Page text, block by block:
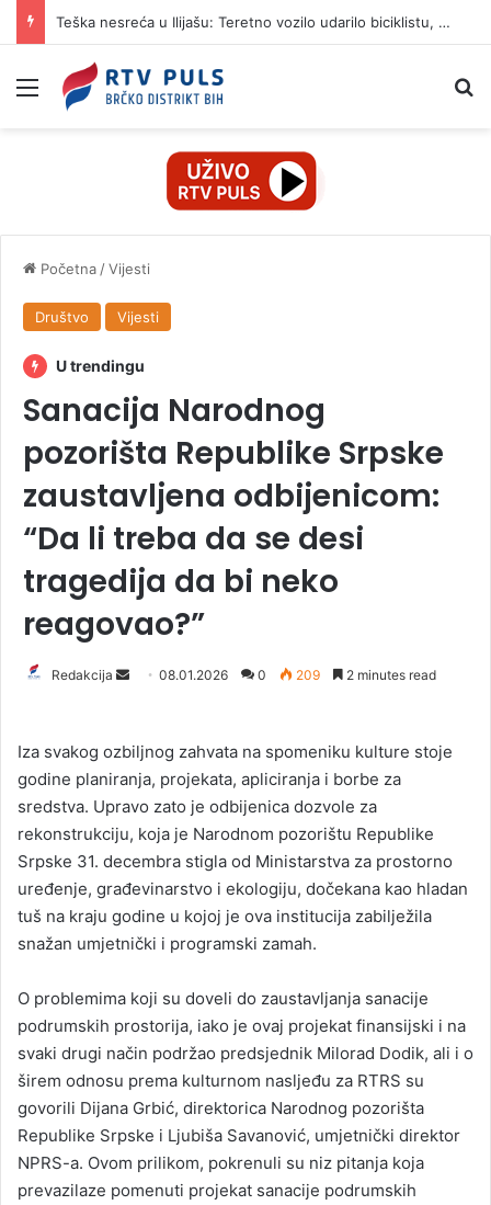
Teška nesreća u Ilijašu: Teretno vozilo udarilo biciklistu, 75-godišnjak zadržan u bolnici
Izbornik
Početna /Vijesti
Društvo Vijesti
U trendingu
Sanacija Narodnog
pozorišta Republike Srpske
zaustavljena odbijenicom:
“Da li treba da se desi
tragedija da bi neko
reagovao?”
Redakcija
d
a
n
m
a
i
l
08.01.2026 0 209 2 minutes read
Iza svakog ozbiljnog zahvata na spomeniku kulture stoje
godine planiranja, projekata, apliciranja i borbe za
sredstva. Upravo zato je odbijenica dozvole za
rekonstrukciju, koja je Narodnom pozorištu Republike
Srpske 31. decembra stigla od Ministarstva za prostorno
uređenje, građevinarstvo i ekologiju, dočekana kao hladan
tuš na kraju godine u kojoj je ova institucija zabilježila
snažan umjetnički i programski zamah.
O problemima koji su doveli do zaustavljanja sanacije
podrumskih prostorija, iako je ovaj projekat finansijski i na
svaki drugi način podržao predsjednik Milorad Dodik, ali i o
širem odnosu prema kulturnom nasljeđu za RTRS su
govorili Dijana Grbić, direktorica Narodnog pozorišta
Republike Srpske i Ljubiša Savanović, umjetnički direktor
NPRS-a. Ovom prilikom, pokrenuli su niz pitanja koja
prevazilaze pomenuti projekat sanacije podrumskih